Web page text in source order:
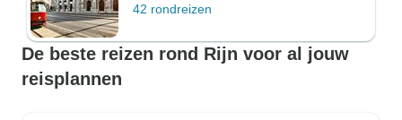
42 rondreizen
De beste reizen rond Rijn voor al jouw
reisplannen